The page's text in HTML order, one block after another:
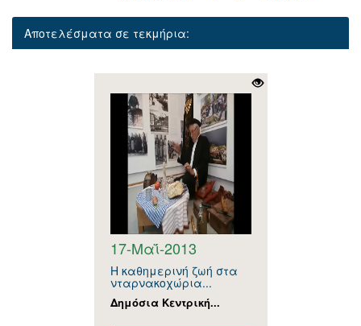
Αποτελέσματα σε τεκμήρια:
17-Μαΐ-2013
Η καθημερινή ζωή στα
νταρνακοχώρια...
Δημόσια Κεντρική...